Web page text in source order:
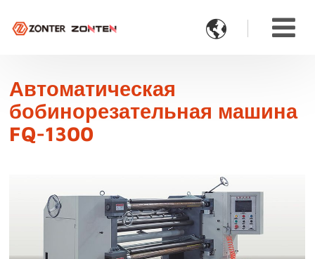

Автоматическая
бобинорезательная машина
FQ-1300